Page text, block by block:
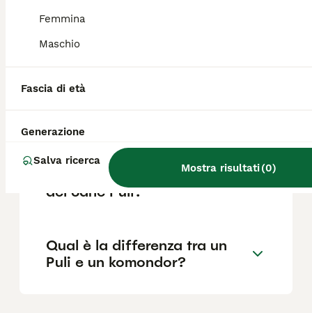
Femmina
Maschio
Fascia di età
Generazione
Salva ricerca
Mostra risultati(0)
Qual è il temperamento del
Quali sono le caratteristiche
del cane Puli?
Qual è la differenza tra un
Puli e un komondor?